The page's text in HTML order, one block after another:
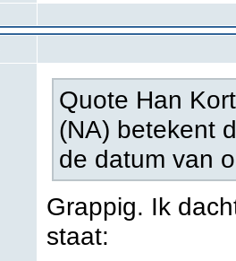
Quote Han
(NA) betekent
de datum van
Grappig. Ik
staat: